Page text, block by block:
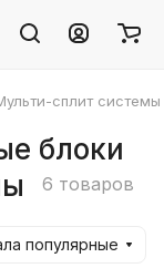
сплит системы
блоки
6 товаров
популярные